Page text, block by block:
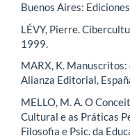
Buenos Aires:
LÉVY, Pierre.
1999.
MARX, K.
Alianza Editorial,
MELLO, M. A. O
Cultural e as Práticas
Filosofia e Psic. da